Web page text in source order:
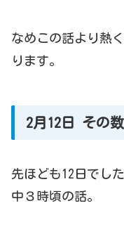
なめこの話より熱
ります。
2月12日 その
先ほども12日でし
中３時頃の話。